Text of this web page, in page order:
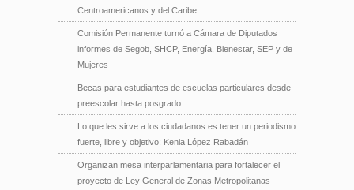
Centroamericanos y del Caribe
Comisión Permanente turnó a Cámara de Diputados
informes de Segob, SHCP, Energía, Bienestar, SEP y de
Mujeres
Becas para estudiantes de escuelas particulares desde
preescolar hasta posgrado
Lo que les sirve a los ciudadanos es tener un periodismo
fuerte, libre y objetivo: Kenia López Rabadán
Organizan mesa interparlamentaria para fortalecer el
proyecto de Ley General de Zonas Metropolitanas